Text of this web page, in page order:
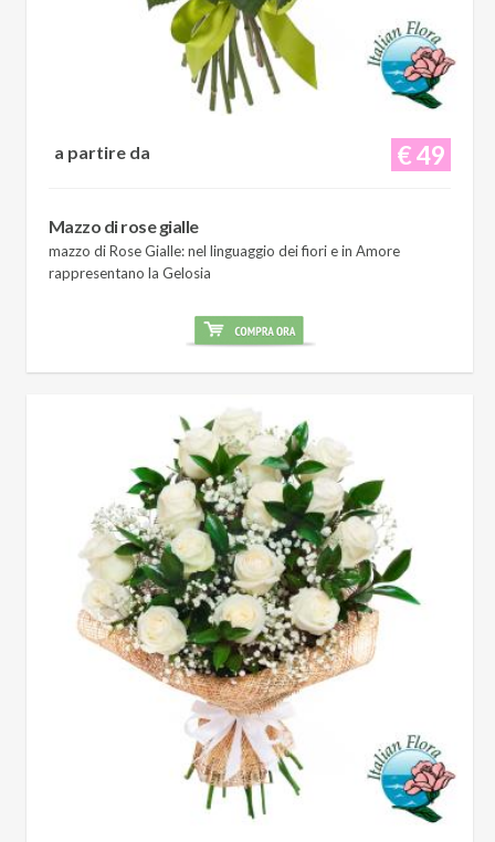
€ 49
a partire da
Mazzo di rose gialle
mazzo di Rose Gialle: nel linguaggio dei fiori e in Amore
rappresentano la Gelosia